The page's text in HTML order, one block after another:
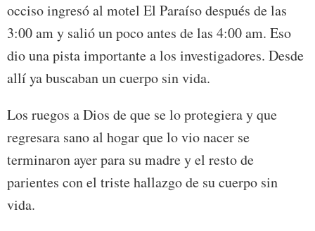
occiso ingresó al motel El Paraíso después de las
3:00 am y salió un poco antes de las 4:00 am. Eso
dio una pista importante a los investigadores. Desde
allí ya buscaban un cuerpo sin vida.
Los ruegos a Dios de que se lo protegiera y que
regresara sano al hogar que lo vio nacer se
terminaron ayer para su madre y el resto de
parientes con el triste hallazgo de su cuerpo sin
vida.